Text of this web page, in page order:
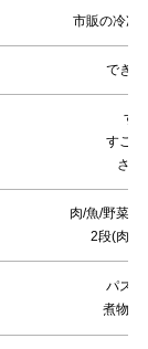
市販の冷凍
でき
す
すご
さし
肉/魚/野菜/
2段(肉・
パス
煮物･･